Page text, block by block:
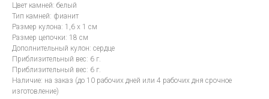
Цвет камней: белый
Тип камней: фианит
Размер кулона: 1,6 х 1 см
Размер цепочки: 18 см
Дополнительный кулон: сердце
Приблизительный вес: 6 г.
Приблизительный вес: 6 г.
Наличие: на заказ (до 10 рабочих дней или 4 рабочих дня срочное
изготовление)